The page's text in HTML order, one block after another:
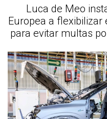
Luca de Meo
Europea a flexibilizar
para evitar multas